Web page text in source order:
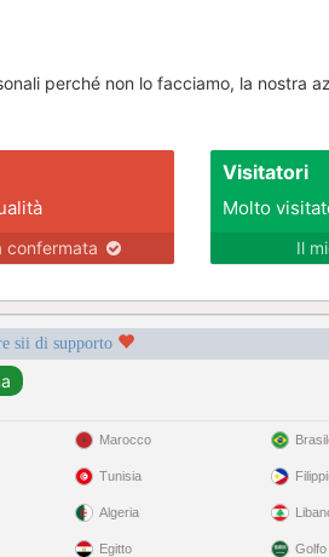
perché non lo facciamo, la nostra
confermata
Visitatori
Molto
Il
sii di supporto
Marocco
Tunisia
Algeria
Egitto Golfo